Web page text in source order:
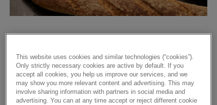
Fyrkornsbröd Fullkorn
This website uses cookies and similar technologies (“cookies”).
Only strictly necessary cookies are active by default. If you
accept all cookies, you help us improve our services, and we
may show you more relevant content and advertising. This may
involve sharing information with partners in social media and
advertising. You can at any time accept or reject different cookie